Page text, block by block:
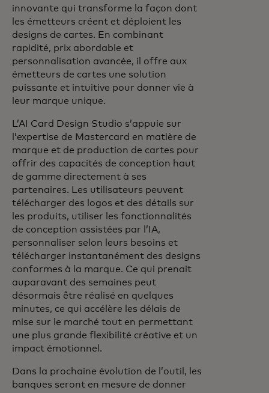
innovante qui transforme la façon dont
les émetteurs créent et déploient les
designs de cartes. En combinant
rapidité, prix abordable et
personnalisation avancée, il offre aux
émetteurs de cartes une solution
puissante et intuitive pour donner vie à
leur marque unique.
L’AI Card Design Studio s’appuie sur
l’expertise de Mastercard en matière de
marque et de production de cartes pour
offrir des capacités de conception haut
de gamme directement à ses
partenaires. Les utilisateurs peuvent
télécharger des logos et des détails sur
les produits, utiliser les fonctionnalités
de conception assistées par l’IA,
personnaliser selon leurs besoins et
télécharger instantanément des designs
conformes à la marque. Ce qui prenait
auparavant des semaines peut
désormais être réalisé en quelques
minutes, ce qui accélère les délais de
mise sur le marché tout en permettant
une plus grande flexibilité créative et un
impact émotionnel.
Dans la prochaine évolution de l’outil, les
banques seront en mesure de donner